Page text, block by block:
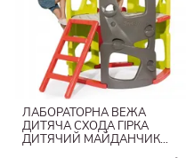
ЛАБОРАТОРНА ВЕЖА
ДИТЯЧА СХОДА ГІРКА
ДИТЯЧИЙ МАЙДАНЧИК